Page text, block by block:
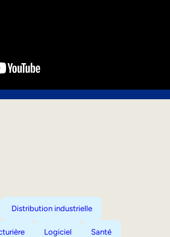
Distribution industrielle
Logiciel Santé